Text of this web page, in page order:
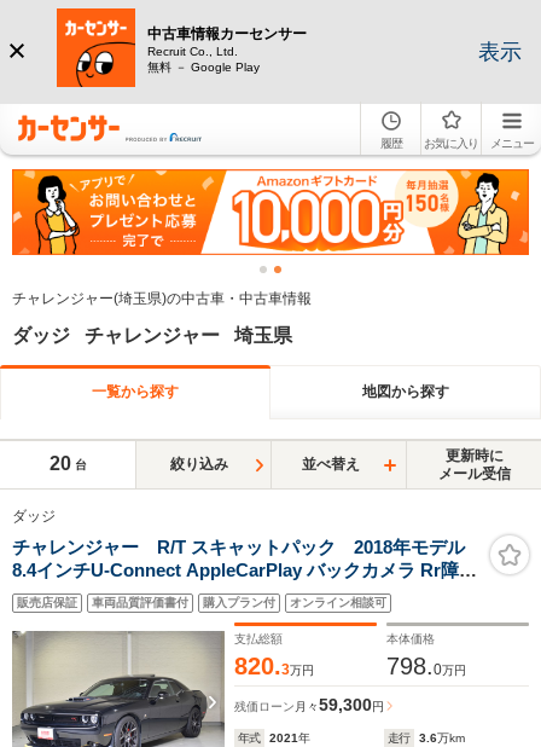
中古車情報カーセンサー
Recruit Co., Ltd.
無料 － Google Play
表示
履歴 お気に入り メニュー
チャレンジャー(埼玉県)の中古車・中古車情報
ダッジ チャレンジャー 埼玉県
一覧から探す 地図から探す
20 台 絞り込み 並べ替え
更新時に
メール受信
ダッジ
チャレンジャー R/T スキャットパック 2018年モデル
8.4インチU-Connect AppleCarPlay バックカメラ Rr障害
物センサー ETC ドライブレコーダー GPSレーダー Rrフ
ィルム施工済 サンルーフ アダプティブクルーズコントロ
ール ブラインドスポットモニター
販売店保証 車両品質評価書付 購入プラン付 オンライン相談可
支払総額
820.3万円
本体価格
798.0万円
残価ローン 月々59,300円
年式 2021年 走行 3.6万km